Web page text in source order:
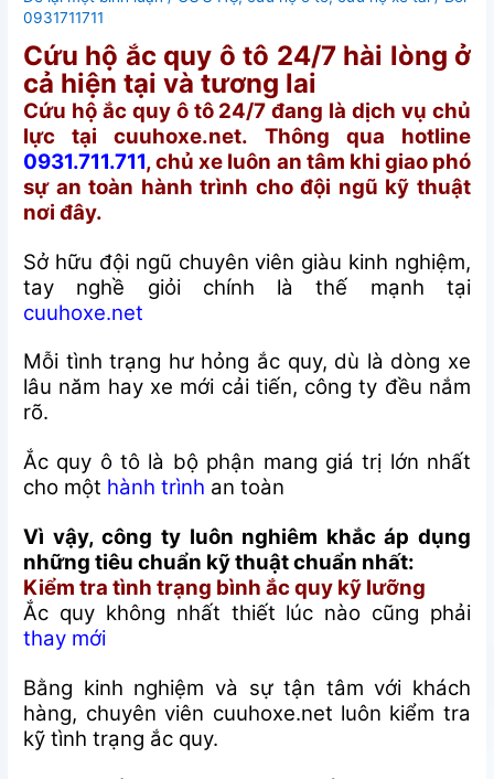
0931711711
Cứu hộ ắc quy ô tô 24/7 hài lòng ở
cả hiện tại và tương lai
Cứu hộ ắc quy ô tô 24/7 đang là dịch vụ chủ
lực tại cuuhoxe.net. Thông qua hotline
0931.711.711, chủ xe luôn an tâm khi giao phó
sự an toàn hành trình cho đội ngũ kỹ thuật
nơi đây.
Sở hữu đội ngũ chuyên viên giàu kinh nghiệm,
tay nghề giỏi chính là thế mạnh tại
cuuhoxe.net
Mỗi tình trạng hư hỏng ắc quy, dù là dòng xe
lâu năm hay xe mới cải tiến, công ty đều nắm
rõ.
Ắc quy ô tô là bộ phận mang giá trị lớn nhất
cho một hành trình an toàn
Vì vậy, công ty luôn nghiêm khắc áp dụng
những tiêu chuẩn kỹ thuật chuẩn nhất:
Kiểm tra tình trạng bình ắc quy kỹ lưỡng
Ắc quy không nhất thiết lúc nào cũng phải
thay mới
Bằng kinh nghiệm và sự tận tâm với khách
hàng, chuyên viên cuuhoxe.net luôn kiểm tra
kỹ tình trạng ắc quy.